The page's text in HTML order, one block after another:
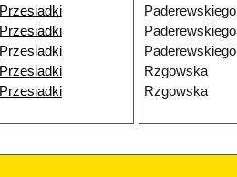
Przesiadki
Przesiadki
Przesiadki
Przesiadki
Przesiadki
Paderewskiego
Paderewskiego
Paderewskiego
Rzgowska
Rzgowska